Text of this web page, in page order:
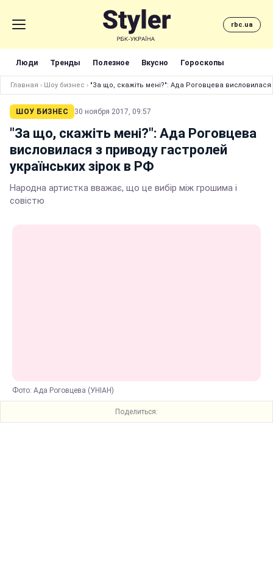
rbc.ua
Люди Тренды Полезное Вкусно Гороскопы
Главная › Шоу бизнес › "За що, скажіть мені?": Ада Роговцева висловилася
ШОУ БИЗНЕС 30 ноября 2017, 09:57
"За що, скажіть мені?": Ада Роговцева
висловилася з приводу гастролей
українських зірок в РФ
Народна артистка вважає, що це вибір між грошима і
совістю
Фото: Ада Роговцева (УНІАН)
Поделиться: